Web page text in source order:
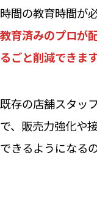
時間の教育時間が
教育済みのプロが
るごと削減できます
既存の店舗スタッ
で、販売力強化や
できるようになるの